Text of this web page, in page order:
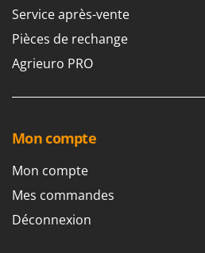
Service après-vente
Pièces de rechange
Agrieuro PRO
Mon compte
Mon compte
Mes commandes
Déconnexion